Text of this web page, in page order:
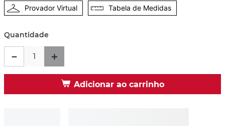
Provador Virtual Tabela de Medidas
Quantidade
＋
－
Adicionar ao carrinho